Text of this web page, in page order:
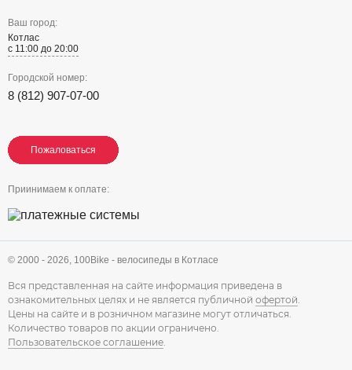
Ваш город:
Котлас
с 11:00 до 20:00
Городской номер:
8 (812) 907-07-00
Пожаловаться
Пожаловаться
Пожаловаться
Приинимаем к оплате:
© 2000 - 2026, 100Bike - велосипеды в Котласе
Вся представленная на сайте информация приведена в
ознакомительных целях и не является публичной офертой.
Цены на сайте и в розничном магазине могут отличаться.
Количество товаров по акции ограничено.
Пользовательское соглашение.